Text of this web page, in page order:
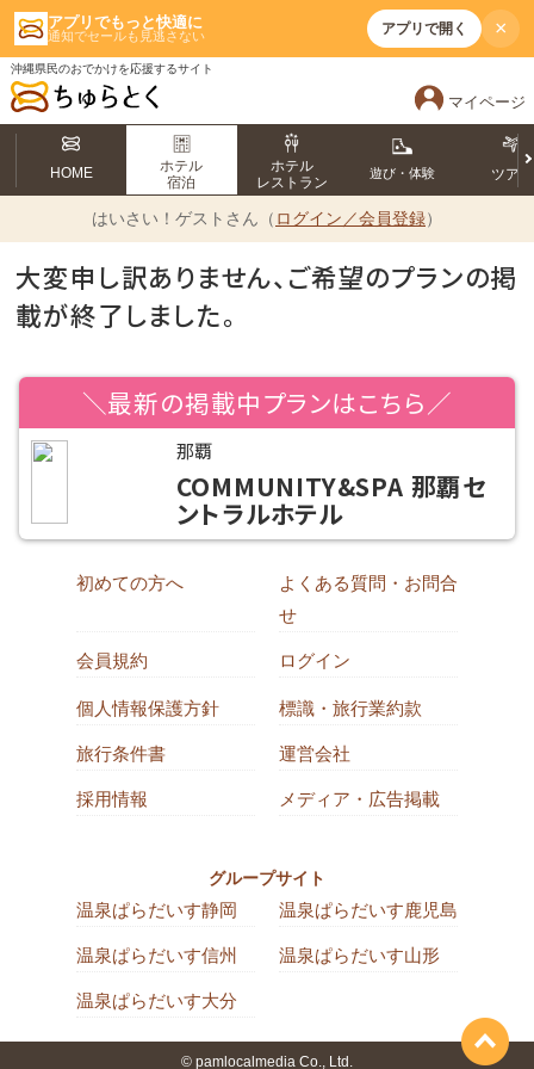
アプリでもっと快適に
通知でセールも見逃さない アプリで開く ×
沖縄県民のおでかけを応援するサイト
マイページ
HOME
ホテル
宿泊
ホテル
レストラン
遊び・体験 ツアー
はいさい！ ゲストさん（ ログイン／会員登録）
大変申し訳ありません、ご希望のプランの掲
載が終了しました。
＼最新の掲載中プランはこちら／
那覇
COMMUNITY&SPA 那覇セ
ントラルホテル
初めての方へ
よくある質問・お問合
せ
会員規約 ログイン
個人情報保護方針 標識・旅行業約款
旅行条件書 運営会社
採用情報 メディア・広告掲載
グループサイト
温泉ぱらだいす静岡 温泉ぱらだいす鹿児島
温泉ぱらだいす信州 温泉ぱらだいす山形
温泉ぱらだいす大分
© pamlocalmedia Co., Ltd.